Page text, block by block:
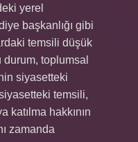
yerel
başkanlığı gibi
temsili düşük
toplumsal
siyasetteki
temsili,
katılma hakkının
zamanda